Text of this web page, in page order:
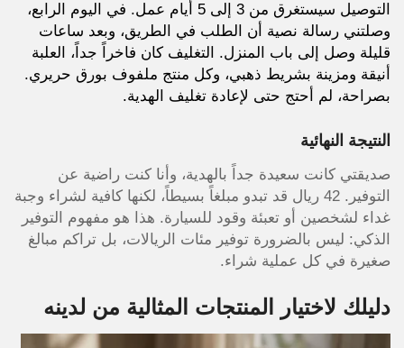
التوصيل سيستغرق من 3 إلى 5 أيام عمل. في اليوم الرابع،
وصلتني رسالة نصية أن الطلب في الطريق، وبعد ساعات
قليلة وصل إلى باب المنزل. التغليف كان فاخراً جداً، العلبة
أنيقة ومزينة بشريط ذهبي، وكل منتج ملفوف بورق حريري.
بصراحة، لم أحتج حتى لإعادة تغليف الهدية.
النتيجة النهائية
صديقتي كانت سعيدة جداً بالهدية، وأنا كنت راضية عن
التوفير. 42 ريال قد تبدو مبلغاً بسيطاً، لكنها كافية لشراء وجبة
غداء لشخصين أو تعبئة وقود للسيارة. هذا هو مفهوم التوفير
الذكي: ليس بالضرورة توفير مئات الريالات، بل تراكم مبالغ
صغيرة في كل عملية شراء.
دليلك لاختيار المنتجات المثالية من لدينه